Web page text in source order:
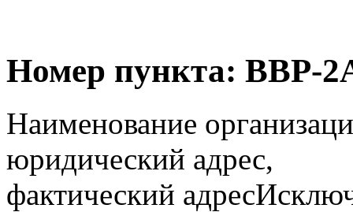
Номер пункта: ВВР-
Наименование
юридический адрес,
фактический адрес